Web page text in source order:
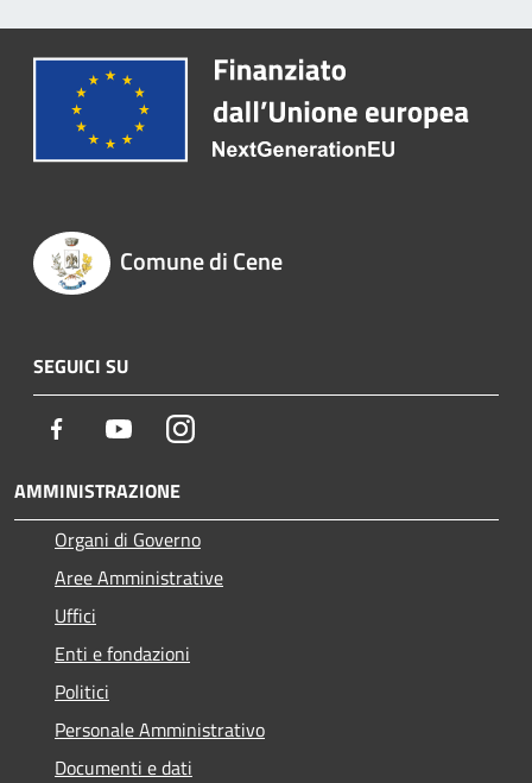
Comune di Cene
SEGUICI SU
Facebook YoutubeInstagram
AMMINISTRAZIONE
Organi di Governo
Aree Amministrative
Uffici
Enti e fondazioni
Politici
Personale Amministrativo
Documenti e dati